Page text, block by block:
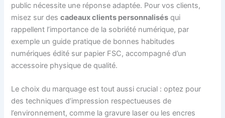
public nécessite une réponse adaptée. Pour vos clients,
misez sur descadeaux clients personnalisés qui
rappellent l’importance de la sobriété numérique, par
exemple un guide pratique de bonnes habitudes
numériques édité sur papier FSC, accompagné d’un
accessoire physique de qualité.
Le choix du marquage est tout aussi crucial : optez pour
des techniques d’impression respectueuses de
l’environnement, comme la gravure laser ou les encres